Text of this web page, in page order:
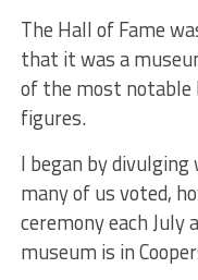
The Hall of Fame
that it was a
of the most notable
figures.
I began by
many of us voted,
ceremony each
museum is in